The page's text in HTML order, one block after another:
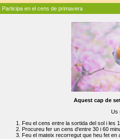
Participa en el cens de primavera
Aquest cap de
Us
Feu el cens entre la sortida del sol i les
Procureu fer un cens d'entre 30 i 60
Feu el mateix recorregut que heu fet en